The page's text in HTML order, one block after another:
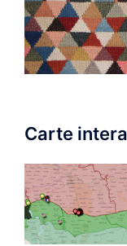
Carte